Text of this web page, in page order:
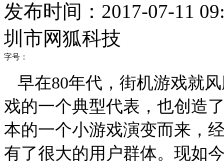
发布时间：2017-07-11
圳市网狐科技
字号：
早在80年代，街机游戏就
戏的一个典型代表，也创造
本的一个小游戏演变而来，
有了很大的用户群体。现如